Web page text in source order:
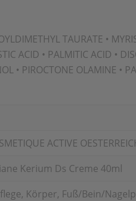
TAURATE •
ACID • PALMITIC ACID •
• PIROCTONE OLAMINE •
ACTIVE
Kerium Ds Creme 40ml
Körper, Fuß/Bein/